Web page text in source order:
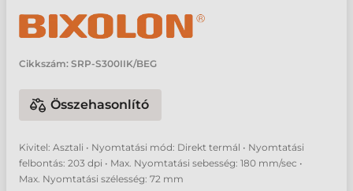
Cikkszám: SRP-S300IIK/BEG
Összehasonlító
Kivitel: Asztali • Nyomtatási mód: Direkt termál • Nyomtatási
felbontás: 203 dpi • Max. Nyomtatási sebesség: 180 mm/sec •
Max. Nyomtatási szélesség: 72 mm